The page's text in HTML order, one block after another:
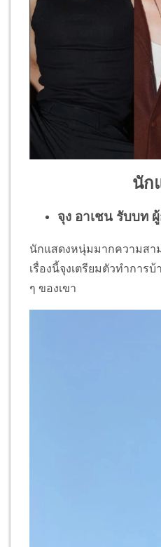
นัก
จุง อาเชน รับบท
นักแสดงหนุ่มมากความสา
เรื่องนี้จุงเตรียมตัวทำกา
ๆ ของเขา